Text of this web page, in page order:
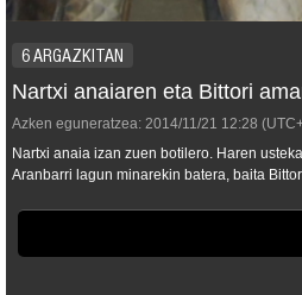
6 ARGAZKITAN
Nartxi anaiaren eta Bittori
Azken eguneratzea: 2014/11/21 12:28
Nartxi anaia izan zuen botilero. Haren
Aranbarri lagun minarekin batera, baita